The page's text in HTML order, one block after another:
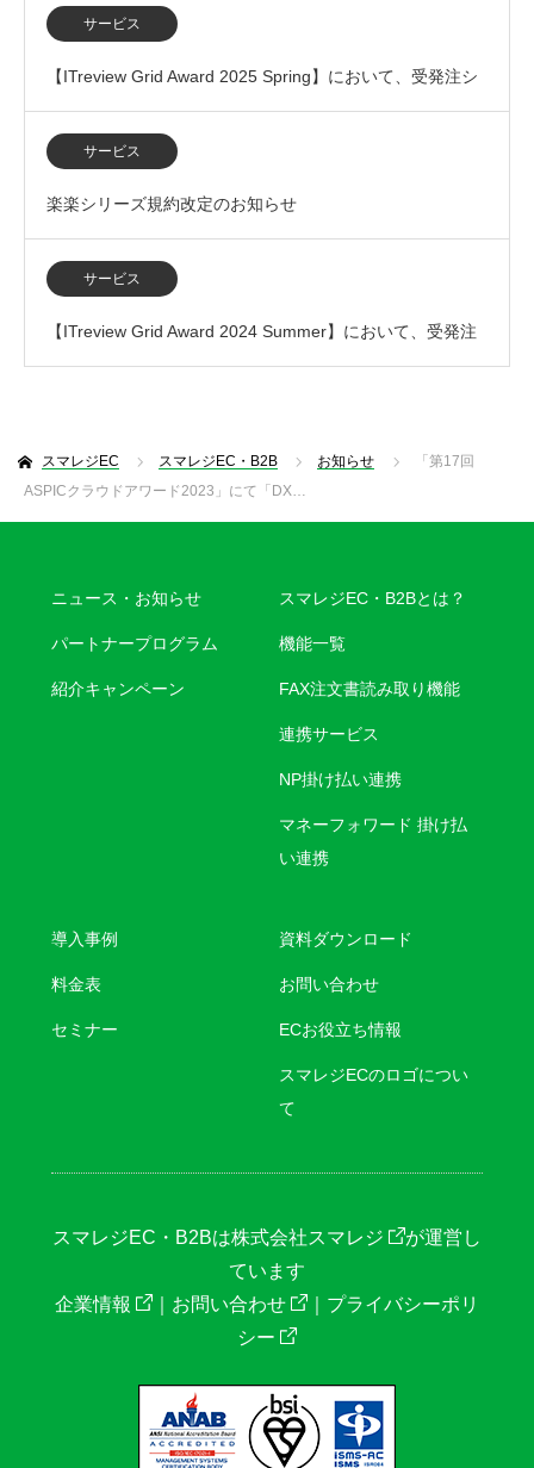
の業務提携を開始
サービス
【ITreview Grid Award 2025 Spring】において、受発注シ
ステム部門で「L…
サービス
楽楽シリーズ規約改定のお知らせ
サービス
【ITreview Grid Award 2024 Summer】において、受発注
スマレジEC スマレジEC・B2B お知らせ
「第17回
ASPICクラウドアワード2023」にて「DX…
ニュース・お知らせ
パートナープログラム
紹介キャンペーン
スマレジEC・B2Bとは？
機能一覧
FAX注文書読み取り機能
連携サービス
NP掛け払い連携
マネーフォワード 掛け払
い連携
導入事例
料金表
セミナー
資料ダウンロード
お問い合わせ
ECお役立ち情報
スマレジECのロゴについ
て
スマレジEC・B2Bは株式会社スマレジ
が運営し
ています
企業情報
｜ お問い合わせ ｜ プライバシーポリ
シー